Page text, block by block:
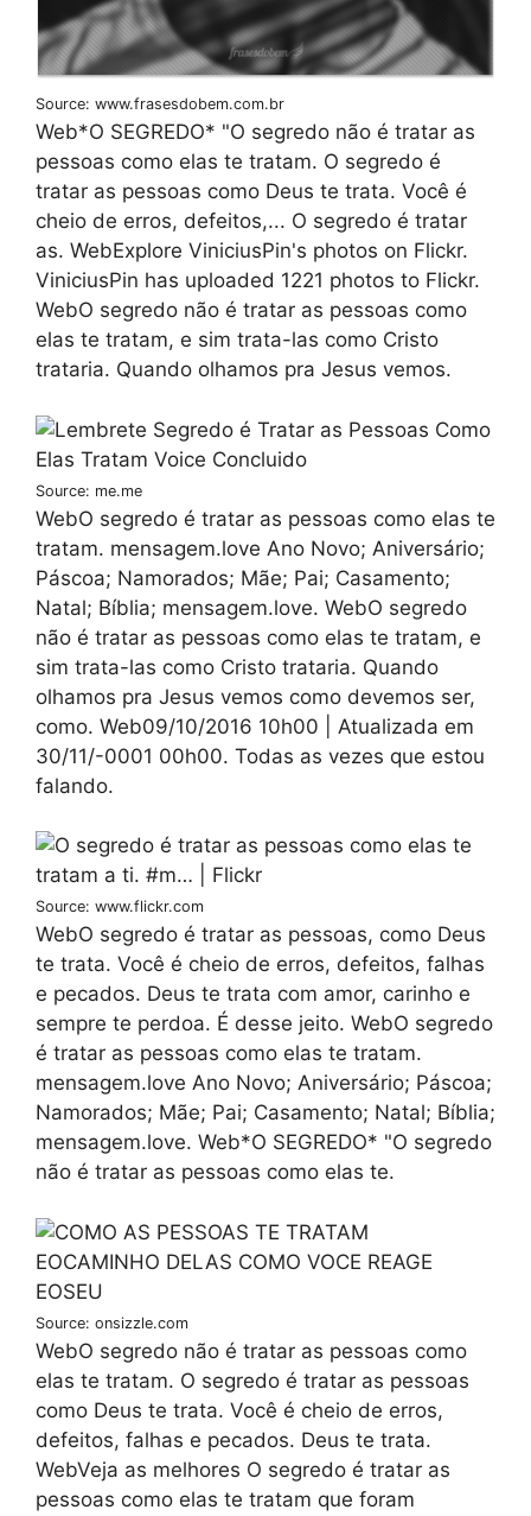
Source: www.frasesdobem.com.br
Web*O SEGREDO* "O segredo não é tratar as
pessoas como elas te tratam. O segredo é
tratar as pessoas como Deus te trata. Você é
cheio de erros, defeitos,... O segredo é tratar
as. WebExplore ViniciusPin's photos on Flickr.
ViniciusPin has uploaded 1221 photos to Flickr.
WebO segredo não é tratar as pessoas como
elas te tratam, e sim trata-las como Cristo
trataria. Quando olhamos pra Jesus vemos.
Source: me.me
WebO segredo é tratar as pessoas como elas te
tratam. mensagem.love Ano Novo; Aniversário;
Páscoa; Namorados; Mãe; Pai; Casamento;
Natal; Bíblia; mensagem.love. WebO segredo
não é tratar as pessoas como elas te tratam, e
sim trata-las como Cristo trataria. Quando
olhamos pra Jesus vemos como devemos ser,
como. Web09/10/2016 10h00 | Atualizada em
30/11/-0001 00h00. Todas as vezes que estou
falando.
Source: www.flickr.com
WebO segredo é tratar as pessoas, como Deus
te trata. Você é cheio de erros, defeitos, falhas
e pecados. Deus te trata com amor, carinho e
sempre te perdoa. É desse jeito. WebO segredo
é tratar as pessoas como elas te tratam.
mensagem.love Ano Novo; Aniversário; Páscoa;
Namorados; Mãe; Pai; Casamento; Natal; Bíblia;
mensagem.love. Web*O SEGREDO* "O segredo
não é tratar as pessoas como elas te.
Source: onsizzle.com
WebO segredo não é tratar as pessoas como
elas te tratam. O segredo é tratar as pessoas
como Deus te trata. Você é cheio de erros,
defeitos, falhas e pecados. Deus te trata.
WebVeja as melhores O segredo é tratar as
pessoas como elas te tratam que foram